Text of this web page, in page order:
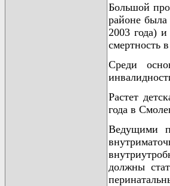
Большой
районе была
2003 года)
смертность
Среди
Растет
года в
Ведущими
должны